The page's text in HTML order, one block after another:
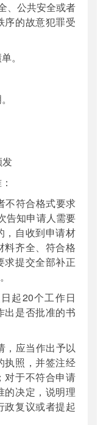
、公共安全或者
序的故意犯罪受
。
不符合格式要求
告知申请人需要
，自收到申请材
料齐全、符合格
求提交全部补正
起20个工作日
出是否批准的书
，应当作出予以
执照，并签注经
对于不符合申请
的决定，说明理
政复议或者提起